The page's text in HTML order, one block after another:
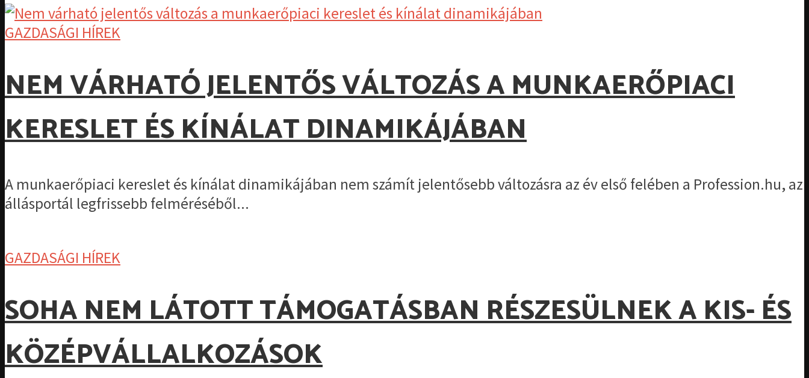
GAZDASÁGI HÍREK
NEM VÁRHATÓ JELENTŐS VÁLTOZÁS A MUNKAERŐPIACI
KERESLET ÉS KÍNÁLAT DINAMIKÁJÁBAN
A munkaerőpiaci kereslet és kínálat dinamikájában nem számít jelentősebb változásra az év első felében a Profession.hu, az
állásportál legfrissebb felméréséből...
GAZDASÁGI HÍREK
SOHA NEM LÁTOTT TÁMOGATÁSBAN RÉSZESÜLNEK A KIS- ÉS
KÖZÉPVÁLLALKOZÁSOK